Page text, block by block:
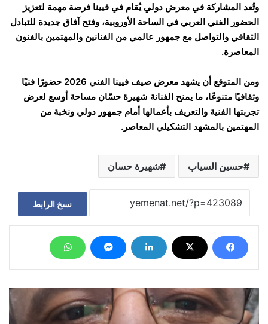
وتُعد المشاركة في معرض دولي يُقام في فيينا فرصة مهمة لتعزيز
الحضور الفني العربي في الساحة الأوروبية، وفتح آفاق جديدة للتبادل
الثقافي والتواصل مع جمهور عالمي من الفنانين والمهتمين بالفنون
المعاصرة.
ومن المتوقع أن يشهد معرض صيف فيينا الفني 2026 حضورًا فنيًا
وثقافيًا متنوعًا، ما يمنح الفنانة شهيرة حسّان مساحة أوسع لعرض
تجربتها الفنية والتعريف بأعمالها أمام جمهور دولي ونخبة من
المهتمين بالمشهد التشكيلي المعاصر.
حسين السياب شهيرة حسان
نسخ الرابط